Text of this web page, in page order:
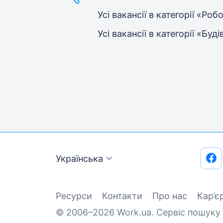
Усі вакансії в категорії
Усі вакансії в категорії
Українська
Ресурси Контакти Про нас
© 2006–2026 Work.ua. Сервіс пошуку